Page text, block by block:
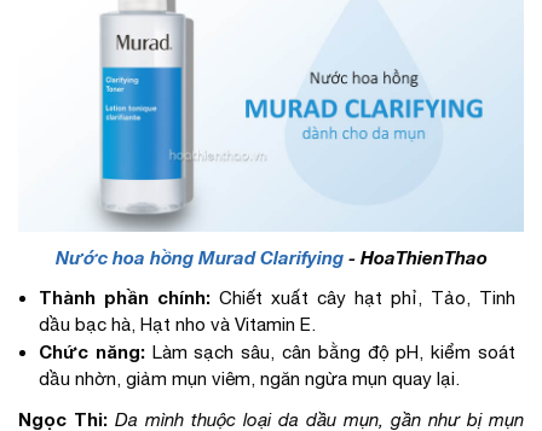
Nước hoa hồng Murad Clarifying- HoaThienThao
Thành phần chính: Chiết xuất cây hạt phỉ, Tảo, Tinh
dầu bạc hà, Hạt nho và Vitamin E.
Chức năng:Làm sạch sâu, cân bằng độ pH, kiểm soát
dầu nhờn, giảm mụn viêm, ngăn ngừa mụn quay lại.
Ngọc Thi: Da mình thuộc loại da dầu mụn, gần như bị mụn